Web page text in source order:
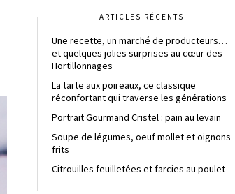
ARTICLES RÉCENTS
Une recette, un marché de producteurs…
et quelques jolies surprises au cœur des
Hortillonnages
La tarte aux poireaux, ce classique
réconfortant qui traverse les générations
Portrait Gourmand Cristel : pain au levain
Soupe de légumes, oeuf mollet et oignons
frits
Citrouilles feuilletées et farcies au poulet